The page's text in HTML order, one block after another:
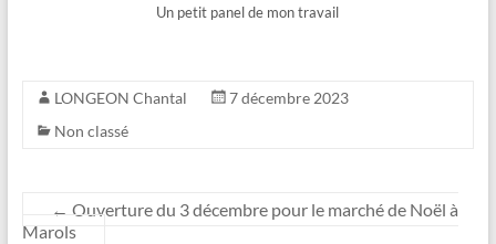
Un petit panel de mon travail
LONGEON Chantal
7 décembre 2023
Non classé
← Ouverture du 3 décembre pour le marché de Noël à
Marols